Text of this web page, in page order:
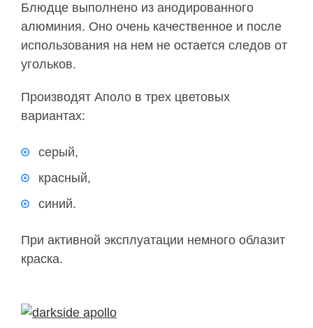
Блюдце выполнено из анодированного
алюминия. Оно очень качественное и после
использования на нем не остается следов от
угольков.
Производят Аполо в трех цветовых
вариантах:
серый,
красный,
синий.
При активной эксплуатации немного облазит
краска.